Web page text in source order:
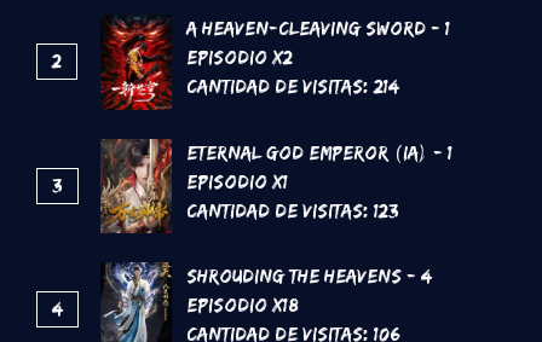
2
A Heaven-Cleaving Sword - 1
Episodio x2
Cantidad de Visitas: 214
3
Eternal God Emperor (IA) - 1
Episodio x1
Cantidad de Visitas: 123
4
Shrouding the Heavens - 4
Episodio x18
Cantidad de Visitas: 106